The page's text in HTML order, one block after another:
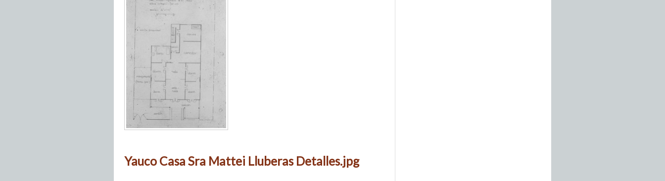
Yauco Casa Sra Mattei Lluberas Detalles.jpg